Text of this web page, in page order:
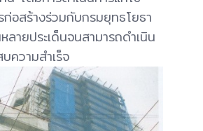
ก่อสร้างร่วมกับกรมยุทธโยธา
ายประเด็นจนสามารถดำเนิน
ความสำเร็จ